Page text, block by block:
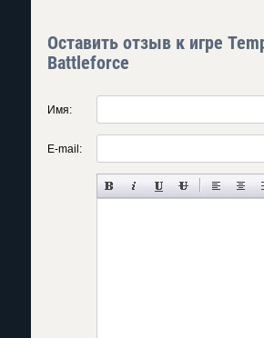
Оставить отзыв к игре
Battleforce
Имя:
E-mail: